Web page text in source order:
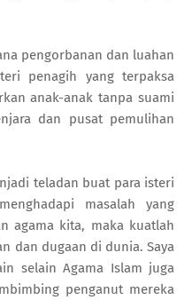
pengorbanan dan luahan
penagih yang terpaksa
anak-anak tanpa suami
dan pusat pemulihan
teladan buat para isteri
masalah yang
agama kita, maka kuatlah
dan dugaan di dunia. Saya
selain Agama Islam juga
penganut mereka